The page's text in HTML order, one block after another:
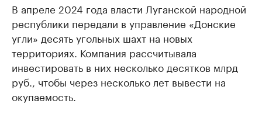
В апреле 2024 года власти Луганской народной
республики передали в управление «Донские
угли» десять угольных шахт на новых
территориях. Компания рассчитывала
инвестировать в них несколько десятков млрд
руб., чтобы через несколько лет вывести на
окупаемость.